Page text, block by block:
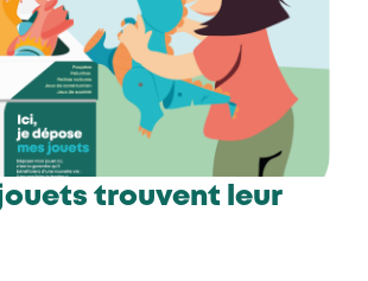
trouvent leur